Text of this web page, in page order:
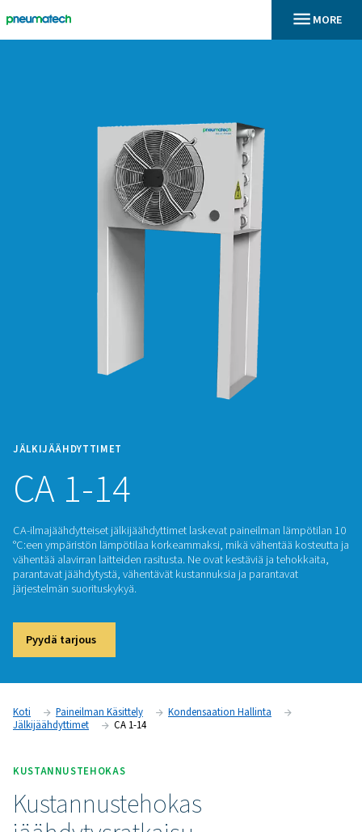
JÄLKIJÄÄHDYTTIMET
CA 1-14
CA-ilmajäähdytteiset jälkijäähdyttimet laskevat paineilman
°C:een ympäristön lämpötilaa korkeammaksi, mikä
parantavat jäähdytystä, vähentävät kustannuksia ja
järjestelmän suorituskykyä.
Pyydä tarjous